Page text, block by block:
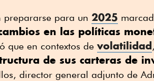
prepararse para un 2025
en las políticas
que en contextos de volatilidad
de sus carteras de
director general adjunto de